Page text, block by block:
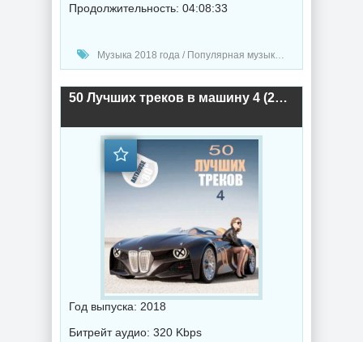
Продолжительность: 04:08:33
Музыка 2018 года / Популярная музыка / Электронная музыка
50 Лучших треков в машину 4 (2018) торрент
Год выпуска: 2018
Битрейт аудио: 320 Kbps